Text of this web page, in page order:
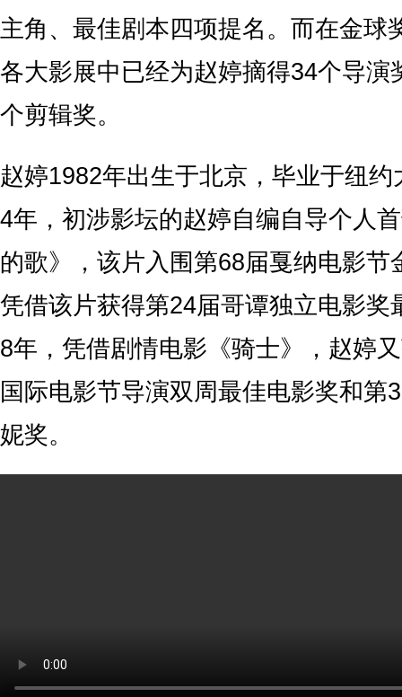
主角、最佳剧本四项提名。而在金球
各大影展中已经为赵婷摘得34个导演
个剪辑奖。
赵婷1982年出生于北京，毕业于纽
4年，初涉影坛的赵婷自编自导个人
的歌》，该片入围第68届戛纳电影节
凭借该片获得第24届哥谭独立电影奖
8年，凭借剧情电影《骑士》，赵婷
国际电影节导演双周最佳电影奖和第
妮奖。